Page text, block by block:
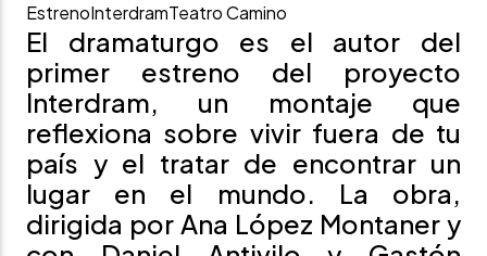
EstrenoInterdramTeatro Camino
El dramaturgo es el autor del
primer estreno del proyecto
Interdram, un montaje que
reflexiona sobre vivir fuera de tu
país y el tratar de encontrar un
lugar en el mundo. La obra,
dirigida por Ana López Montaner y